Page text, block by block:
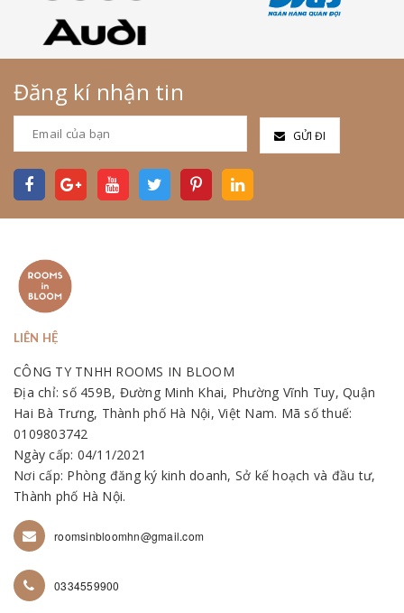
Đăng kí nhận tin
GỬI ĐI
LIÊN HỆ
CÔNG TY TNHH ROOMS IN BLOOM
Địa chỉ: số 459B, Đường Minh Khai, Phường Vĩnh Tuy, Quận
Hai Bà Trưng, Thành phố Hà Nội, Việt Nam. Mã số thuế:
0109803742
Ngày cấp: 04/11/2021
Nơi cấp: Phòng đăng ký kinh doanh, Sở kế hoạch và đầu tư,
Thành phố Hà Nội.
roomsinbloomhn@gmail.com
0334559900